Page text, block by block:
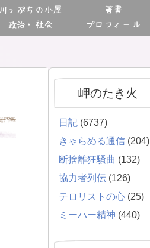
川っぷちの小屋
政治・社会
著書
プロフィール
岬のたき火
日記 (6737)
きゃらめる通信 (204)
断捨離狂騒曲 (132)
協力者列伝 (126)
テロリストの心 (25)
ミーハー精神 (440)